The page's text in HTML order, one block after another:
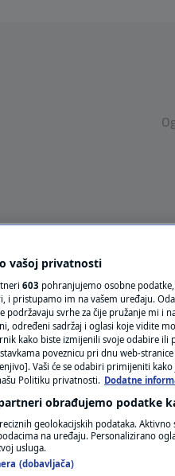
VRIJEME
N1 TEME
REGIJA
MAGAZIN
N1
KOLUMNE
se zbog
Evakuirano 12
djece
| 0
vašoj privatnosti
603 pohranjujemo osobne
i pristupamo im na vašem uređaju.
podržavaju svrhe za čije pružanje mi i
određeni sadržaj i oglasi koje vidite
kako biste izmijenili svoje odabire
poveznicu pri dnu web-
Vaši će se odabiri primijeniti
Politiku privatnosti. Dodatne
obrađujemo podatke
geolokacijskih podataka.
na uređaju. Personalizirano
usluga.
(dobavljača)